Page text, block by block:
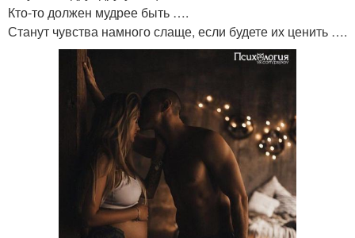
Кто-то должен мудрее быть ….
Станут чувства намного слаще, если будете их ценить ….